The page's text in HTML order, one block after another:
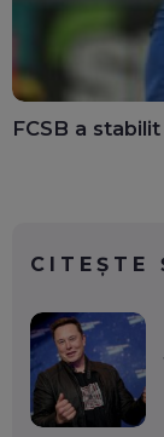
FCSB a
CITEȘTE